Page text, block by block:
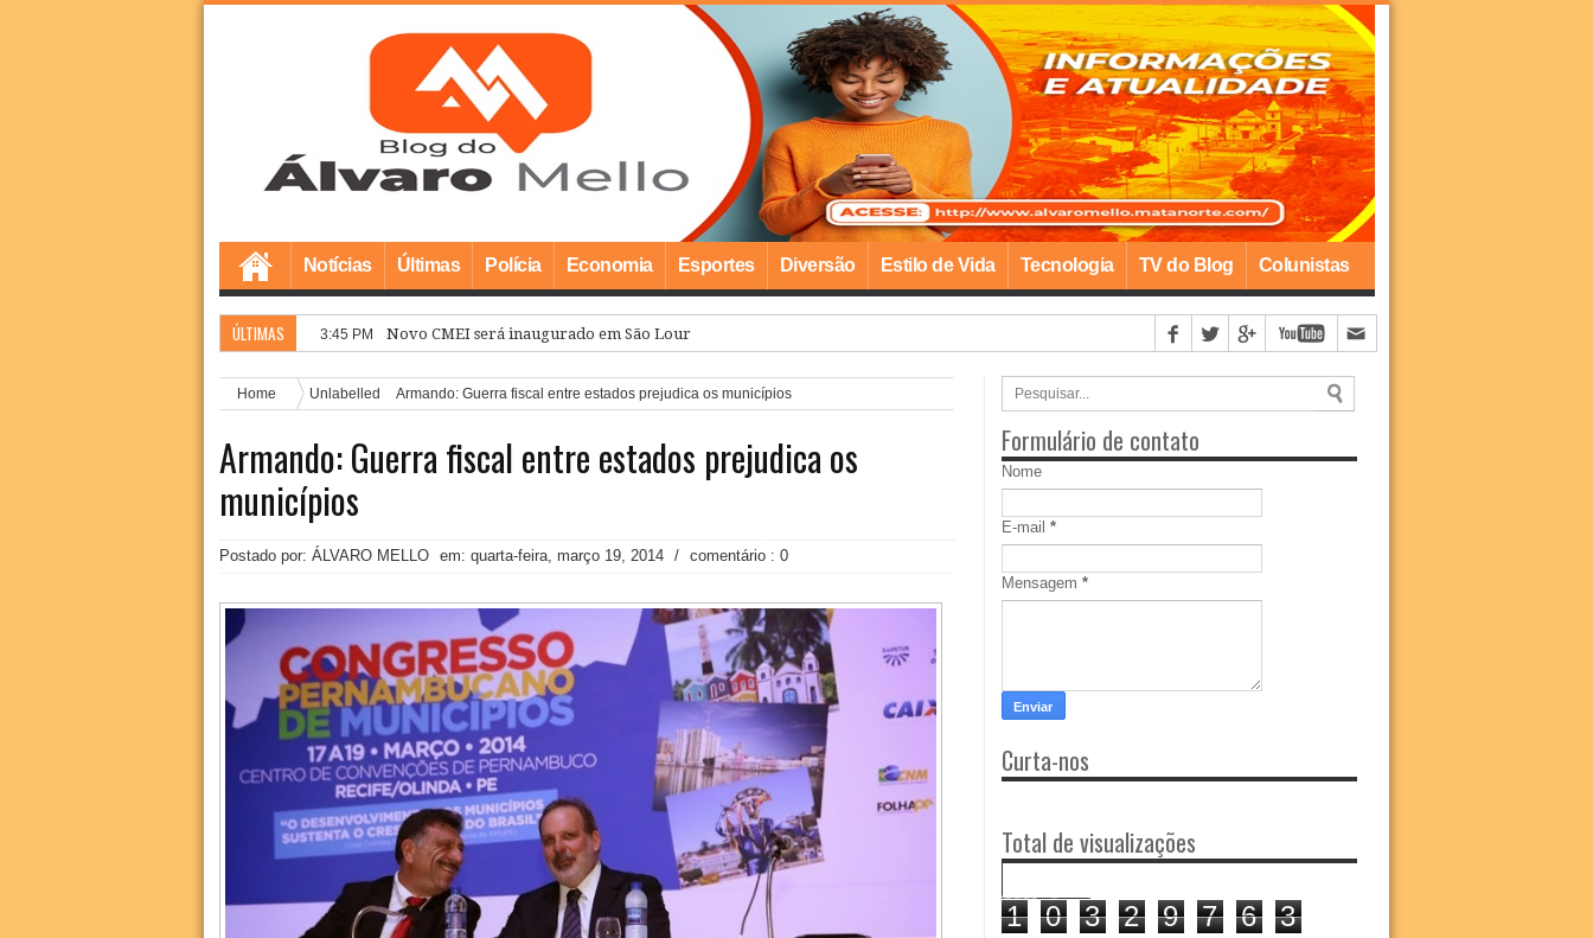
Notícias Últimas Polícia Economia Esportes Diversão Estilo de Vida Tecnologia TV do Blog Colunistas
ÚLTIMAS 3:45 PM Novo CMEI será inaugurado em São Lourenço e amplia oferta de educação infantil
Home Unlabelled Armando: Guerra fiscal entre estados prejudica os municípios
Armando: Guerra fiscal entre estados prejudica os
municípios
Postado por: ÁLVARO MELLO em: quarta-feira, março 19, 2014 / comentário : 0
Formulário de contato
Nome
E-mail *
Mensagem *
Curta-nos
Total de visualizações
1 0 3 2 9 7 6 3